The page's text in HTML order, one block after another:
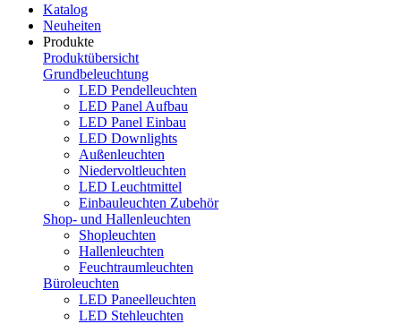
Katalog
Neuheiten
Produkte
Produktübersicht
Grundbeleuchtung
LED Pendelleuchten
LED Panel Aufbau
LED Panel Einbau
LED Downlights
Außenleuchten
Niedervoltleuchten
LED Leuchtmittel
Einbauleuchten Zubehör
Shop- und Hallenleuchten
Shopleuchten
Hallenleuchten
Feuchtraumleuchten
Büroleuchten
LED Paneelleuchten
LED Stehleuchten